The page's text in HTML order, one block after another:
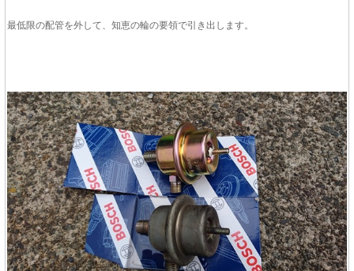
最低限の配管を外して、知恵の輪の要領で引き出します。